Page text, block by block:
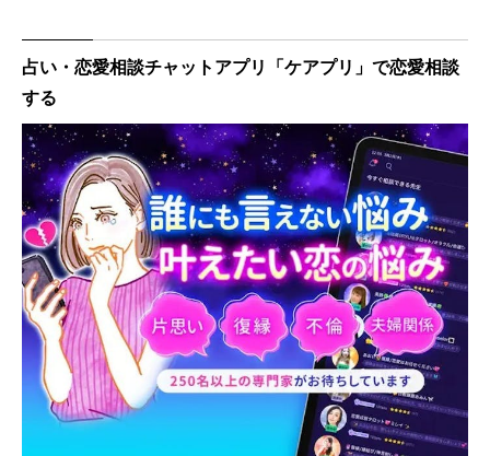
占い・恋愛相談チャットアプリ「ケアプリ」で恋愛相談
する